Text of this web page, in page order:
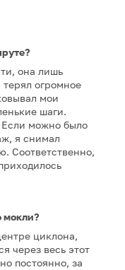
она лишь
огромное
мои
шаги.
Если можно было
я снимал
Соответственно,
мокли?
циклона,
через весь этот
постоянно, за